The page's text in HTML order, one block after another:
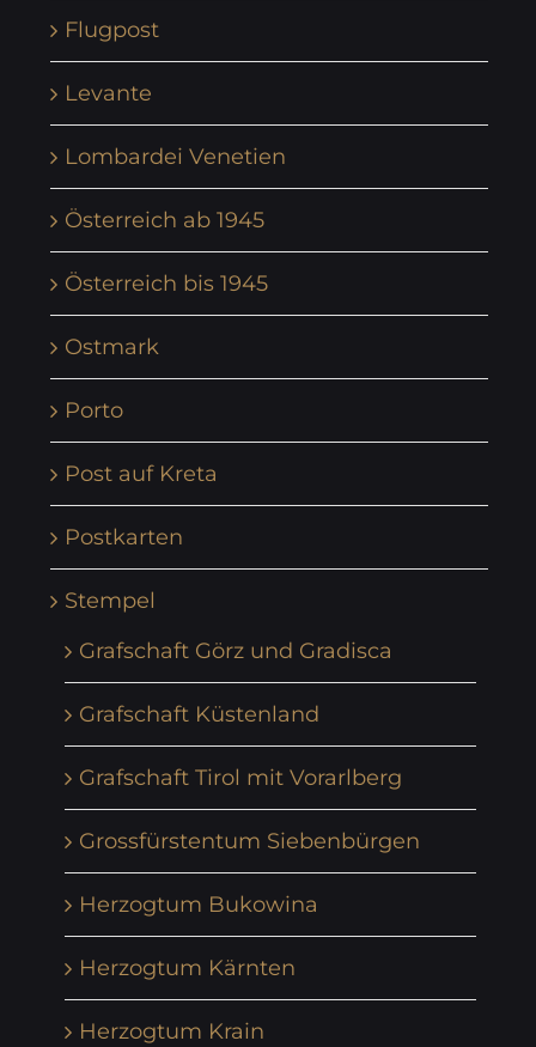
Flugpost
Levante
Lombardei Venetien
Österreich ab 1945
Österreich bis 1945
Ostmark
Porto
Post auf Kreta
Postkarten
Stempel
Grafschaft Görz und Gradisca
Grafschaft Küstenland
Grafschaft Tirol mit Vorarlberg
Grossfürstentum Siebenbürgen
Herzogtum Bukowina
Herzogtum Kärnten
Herzogtum Krain